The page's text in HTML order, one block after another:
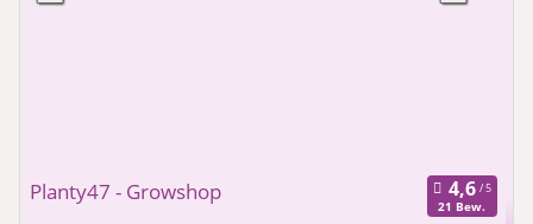
Planty47 - Growshop
21 Bew.